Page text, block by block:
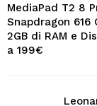
MediaPad T2 8
Snapdragon 616
2GB di RAM e
a 199€